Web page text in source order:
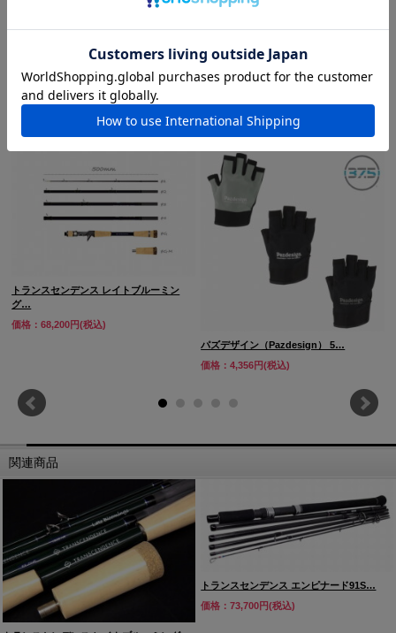
コンセプトは渓流域から源流域まで一本で釣り登るです。
上流に進むにつれて、狭くなっていく川幅に合わせてレングスも
短くしていくことができます。
常にベストなレングスで渓流釣りを楽しめるのです。
また、その日の気分に合わせてベイトリールを使うか、自身で選
ぶこともできます。可能性は無限大。発想次第で自由に釣りを楽
しむことができるロッドがドワーブです。
仕舞寸法：400ｍｍ
ライン：PE0.3～0.8号
ルアーウエイト：0.5～5g
「 ※生産時にやむを得ず発生する小さな傷、僅かなガイドのズ
交換対象となりませんのでご注意下さい。」また、皆様ご存じだ
とは思われますが、竿を曲げるとガイドのエポキシはメーカーに
も御座いますのでこちらも返品対象にはなりませんのでご了承の
上ご購入をお願い致します。
友達にメールですすめる
この商品を購入した人は他にこの商品も購入しています
トランスセンデンス レイトブルーミン
グ…
価格：68,200円(税込)
パズデザイン（Pazdesign） 5…
価格：4,356円(税込)
関連商品
トランスセンデンス エンピナード91S…
価格：73,700円(税込)